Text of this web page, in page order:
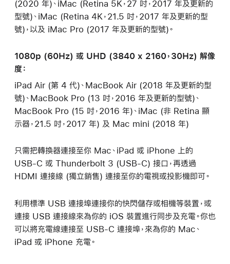
(2020 年)、iMac (Retina 5K，27 吋，2017 年及更新的
型號)、iMac (Retina 4K，21.5 吋，2017 年及更新的型
號)，以及 iMac Pro (2017 年及更新的型號)。
1080p (60Hz) 或 UHD (3840 x 2160，30Hz) 解像
度：
iPad Air (第 4 代)、MacBook Air (2018 年及更新的型
號)、MacBook Pro (13 吋，2016 年及更新的型號)、
MacBook Pro (15 吋，2016 年)、iMac (非 Retina 顯
示器，21.5 吋，2017 年) 及 Mac mini (2018 年)
只需把轉換器連接至你 Mac、iPad 或 iPhone 上的
USB-C 或 Thunderbolt 3 (USB-C) 接口，再透過
HDMI 連接線 (獨立銷售) 連接至你的電視或投影機即可。
利用標準 USB 連接埠連接你的快閃儲存或相機等裝置，或
連接 USB 連接線來為你的 iOS 裝置進行同步及充電。你也
可以將充電線連接至 USB-C 連接埠，來為你的 Mac、
iPad 或 iPhone 充電。